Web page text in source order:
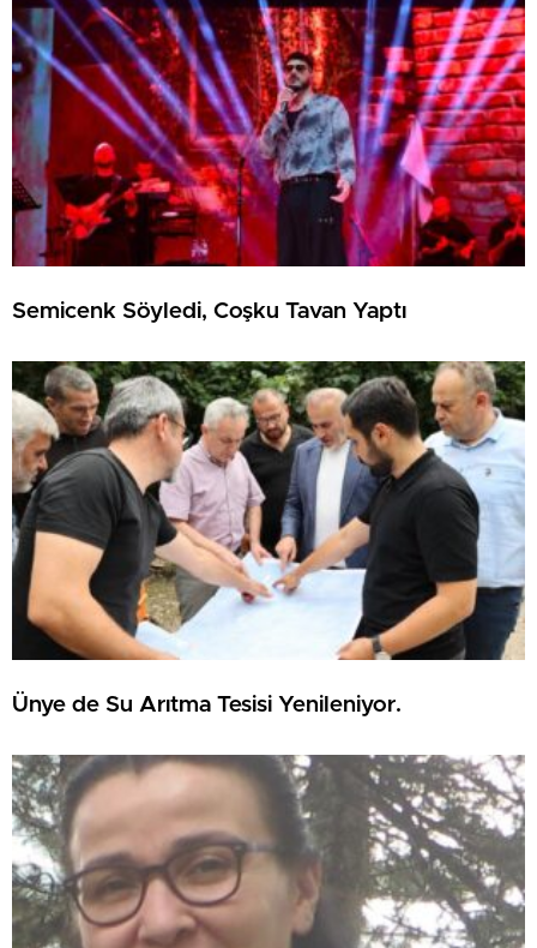
Semicenk Söyledi, Coşku Tavan Yaptı
Ünye de Su Arıtma Tesisi Yenileniyor.